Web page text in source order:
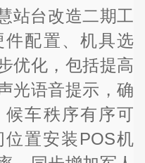
站台改造二期工
配置、机具选
优化，包括提高
光语音提示，确
车秩序有序可
置安装POS机